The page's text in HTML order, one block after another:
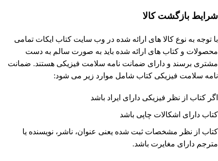
شرایط بازگشت کالا
با توجه به نوع کالا های ارائه شده در وب سایت کتاب ایکات تمامی
محصولات و کتاب های ارائه شده باید به صورت سالم به دست
مشتری برسند و دارای ضمانت نامه سلامت فیزیکی هستند. ضمانت
نامه سلامت فیزیکی کتاب شامل موارد زیر می شود:
اگر کتاب از نظر فیزیکی دارای ایراد باشد
کتاب دارای اشکالات چاپی باشد
کتاب از نظر مشخصات ثبت شده یعنی عنوان، ناشر، نویسنده یا
مترجم دارای مغایرت باشد.